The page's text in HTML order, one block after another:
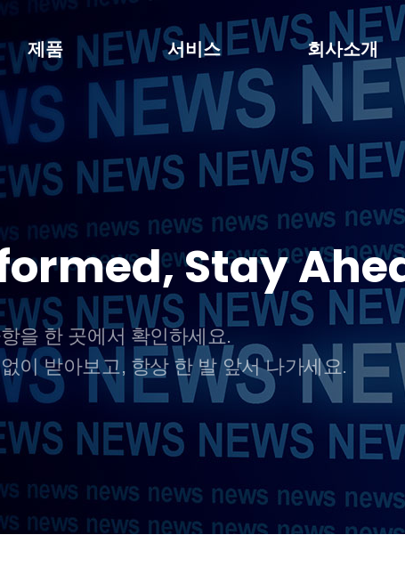
제품 서비스 회사소개
Stay
을 한 곳에서 확인하세요.
이 받아보고, 항상 한 발 앞서 나가세요.